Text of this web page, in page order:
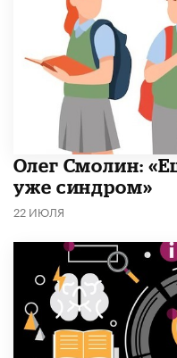
​Олег Смолин:
уже синдром»
22 ИЮЛЯ